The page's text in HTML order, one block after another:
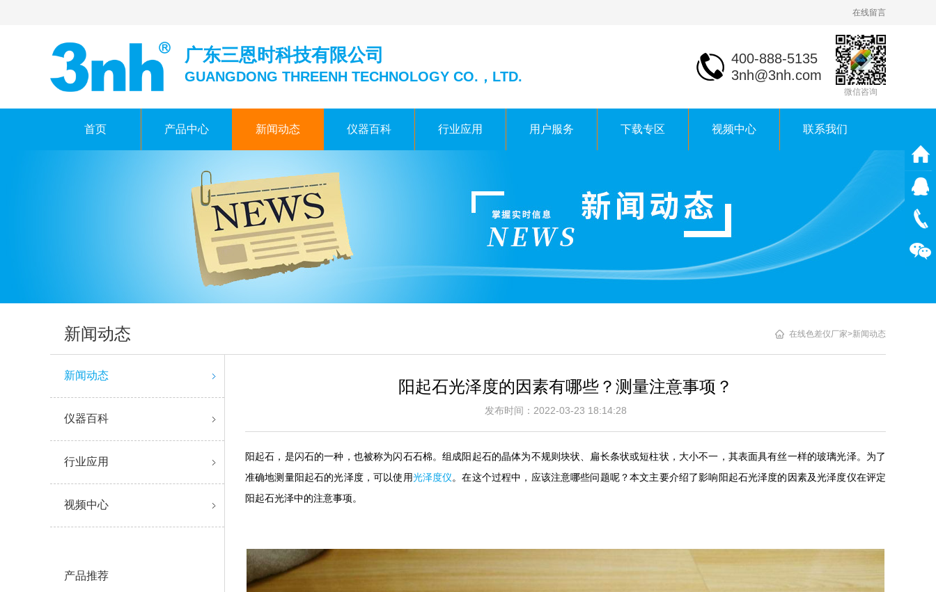
在线留言
广东三恩时科技有限公司
GUANGDONG THREENH TECHNOLOGY CO.，LTD.
微信咨询
400-888-5135
3nh@3nh.com
首页 产品中心 新闻动态 仪器百科 行业应用 用户服务 下载专区 视频中心 联系我们
新闻动态
新闻动态
仪器百科
行业应用
视频中心
产品推荐
在线色差仪厂家>新闻动态
阳起石光泽度的因素有哪些？测量注意事项？
发布时间：2022-03-23 18:14:28
阳起石，是闪石的一种，也被称为闪石石棉。组成阳起石的晶体为不规则块状、扁长条状或短柱状，大小不一，其表面具有丝一样的玻璃光泽。为了
准确地测量阳起石的光泽度，可以使用光泽度仪。在这个过程中，应该注意哪些问题呢？本文主要介绍了影响阳起石光泽度的因素及光泽度仪在评定
阳起石光泽中的注意事项。